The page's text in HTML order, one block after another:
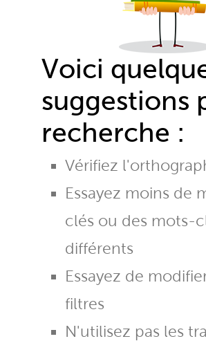
Voici
suggestions
recherche :
Vérifiez
Essayez moins de
clés ou des mots-
différents
Essayez de
filtres
N'utilisez pas les